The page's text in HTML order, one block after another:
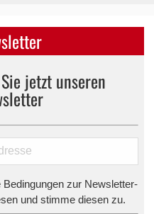
jetzt unseren
Bedingungen zur Newsletter-
und stimme diesen zu.